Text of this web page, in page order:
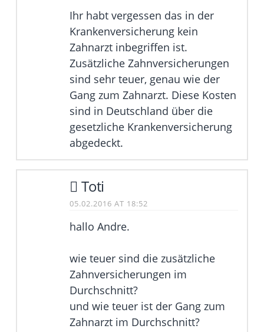
Ihr habt vergessen das in der
Krankenversicherung kein
Zahnarzt inbegriffen ist.
Zusätzliche Zahnversicherungen
sind sehr teuer, genau wie der
Gang zum Zahnarzt. Diese Kosten
sind in Deutschland über die
gesetzliche Krankenversicherung
abgedeckt.
Toti
05.02.2016 AT 18:52
hallo Andre.
wie teuer sind die zusätzliche
Zahnversicherungen im
Durchschnitt?
und wie teuer ist der Gang zum
Zahnarzt im Durchschnitt?